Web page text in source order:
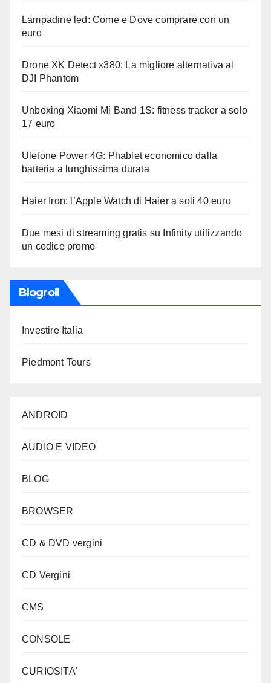
Lampadine led: Come e Dove comprare con un
euro
Drone XK Detect x380: La migliore alternativa al
DJI Phantom
Unboxing Xiaomi Mi Band 1S: fitness tracker a solo
17 euro
Ulefone Power 4G: Phablet economico dalla
batteria a lunghissima durata
Haier Iron: l’Apple Watch di Haier a soli 40 euro
Due mesi di streaming gratis su Infinity utilizzando
un codice promo
Blogroll
Investire Italia
Piedmont Tours
ANDROID
AUDIO E VIDEO
BLOG
BROWSER
CD & DVD vergini
CD Vergini
CMS
CONSOLE
CURIOSITA'